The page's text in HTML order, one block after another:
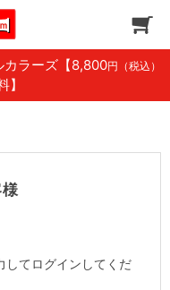
カラーズ 【8,800円（税込）
】
してログインしてくだ